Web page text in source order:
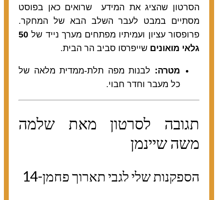
הסרטון שהציג את המידע שרואים כאן בפוסט
מסתיים במבט לעבר השלב הבא של המחקר.
פרופסור עציון ועמיתיו מפתחים מערך נייד של 50
גלאי מואוניםשייפרסו סביב הר הבית.
מטרה:לבנות מפה תלת-ממדית מלאה של
כל מעבר וחדר חבוי.
תגובה לסרטון מאת שלמה
משה שיינמן
הספקנות שלי לגבי תארוך פחמן-14